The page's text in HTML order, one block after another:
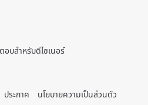
อบสำหรับดีไซเนอร์
ประกาศ
นโยบายความเป็นส่วนตัว